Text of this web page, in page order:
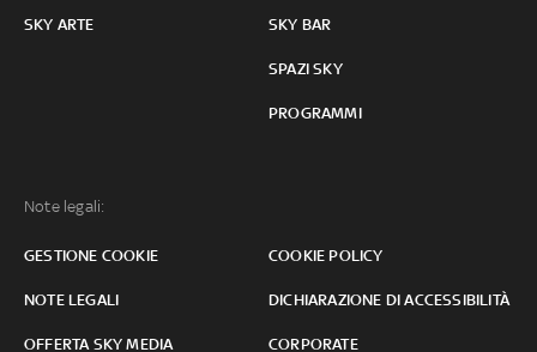
SKY ARTE SKY BAR
SPAZI SKY
PROGRAMMI
Note legali:
GESTIONE COOKIE COOKIE POLICY
NOTE LEGALI DICHIARAZIONE DI ACCESSIBILITÀ
OFFERTA SKY MEDIA CORPORATE